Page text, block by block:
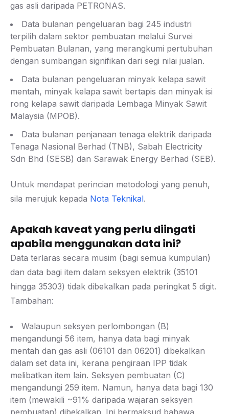
gas asli daripada PETRONAS.
Data bulanan pengeluaran bagi 245 industri
terpilih dalam sektor pembuatan melalui Survei
Pembuatan Bulanan, yang merangkumi pertubuhan
dengan sumbangan signifikan dari segi nilai jualan.
Data bulanan pengeluaran minyak kelapa sawit
mentah, minyak kelapa sawit bertapis dan minyak isi
rong kelapa sawit daripada Lembaga Minyak Sawit
Malaysia (MPOB).
Data bulanan penjanaan tenaga elektrik daripada
Tenaga Nasional Berhad (TNB), Sabah Electricity
Sdn Bhd (SESB) dan Sarawak Energy Berhad (SEB).
Untuk mendapat perincian metodologi yang penuh,
sila merujuk kepada Nota Teknikal.
Apakah kaveat yang perlu diingati
apabila menggunakan data ini?
Data terlaras secara musim (bagi semua kumpulan)
dan data bagi item dalam seksyen elektrik (35101
hingga 35303) tidak dibekalkan pada peringkat 5 digit.
Tambahan:
Walaupun seksyen perlombongan (B)
mengandungi 56 item, hanya data bagi minyak
mentah dan gas asli (06101 dan 06201) dibekalkan
dalam set data ini, kerana pengiraan IPP tidak
melibatkan item lain. Seksyen pembuatan (C)
mengandungi 259 item. Namun, hanya data bagi 130
item (mewakili ~91% daripada wajaran seksyen
pembuatan) dibekalkan. Ini bermaksud bahawa